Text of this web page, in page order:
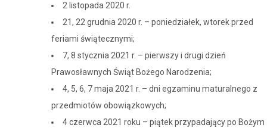
2 listopada 2020 r.
21, 22 grudnia 2020 r. – poniedziałek, wtorek przed
feriami świątecznymi;
7, 8 stycznia 2021 r. – pierwszy i drugi dzień
Prawosławnych Świąt Bożego Narodzenia;
4, 5, 6, 7 maja 2021 r. – dni egzaminu maturalnego z
przedmiotów obowiązkowych;
4 czerwca 2021 roku – piątek przypadający po Bożym